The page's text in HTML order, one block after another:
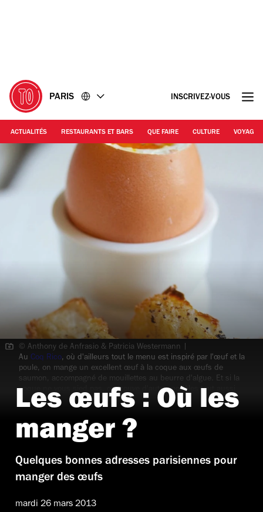
PARIS INSCRIVEZ-VOUS
ACTUALITÉS RESTAURANTS ET BARS QUE FAIRE CULTURE VOYAGE
© Anthony de Anfrasio & Patricia Westermann |
Au Coq Rico, où d'ailleurs tout le menu est inspiré par l'œuf et la
poule, on mange un excellent œuf à la coque aux œufs de
saumon, accompagné de mouillettes au beurre d'algue. Et si la
coque ne vous sied pas, on trouve d'autre modèles tout aussi
bons (meurette, au plat ou mimosa).
Les œufs : Où les
manger ?
Quelques bonnes adresses parisiennes pour
manger des œufs
mardi 26 mars 2013